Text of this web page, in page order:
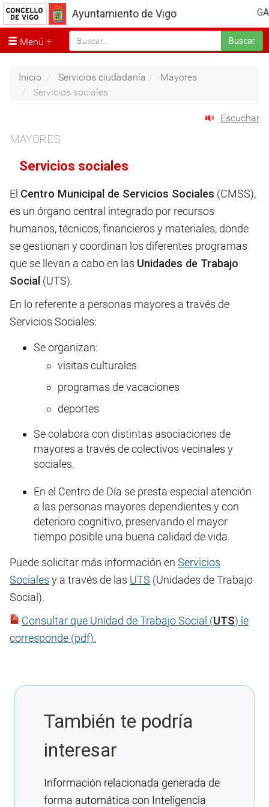
GA
Ayuntamiento de Vigo
Menú Buscar
Inicio Servicios ciudadanía
Mayores
Servicios sociales
Escuchar
MAYORES
Servicios sociales
El Centro Municipal de Servicios Sociales (CMSS),
es un órgano central integrado por recursos
humanos, técnicos, financieros y materiales, donde
se gestionan y coordinan los diferentes programas
que se llevan a cabo en las Unidades de Trabajo
Social (UTS).
En lo referente a personas mayores a través de
Servicios Sociales:
Se organizan:
visitas culturales
programas de vacaciones
deportes
Se colabora con distintas asociaciones de
mayores a través de colectivos vecinales y
sociales.
En el Centro de Día se presta especial atención
a las personas mayores dependientes y con
deterioro cognitivo, preservando el mayor
tiempo posible una buena calidad de vida.
Puede solicitar más información en Servicios
Sociales y a través de las UTS (Unidades de Trabajo
Social).
Consultar que Unidad de Trabajo Social (UTS) le
corresponde (pdf).
También te podría
interesar
Información relacionada generada de
forma automática con Inteligencia